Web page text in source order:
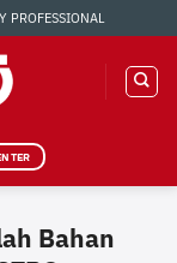
PROFESSIONAL
Bahan